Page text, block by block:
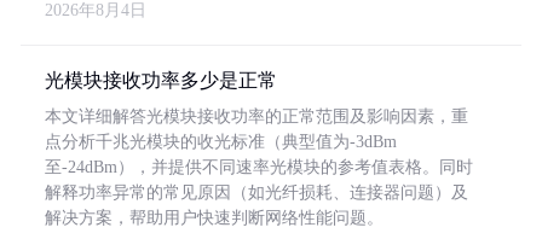
2026年8月4日
光模块接收功率多少是正常
本文详细解答光模块接收功率的正常范围及影响因素，重
点分析千兆光模块的收光标准（典型值为-3dBm
至-24dBm），并提供不同速率光模块的参考值表格。同时
解释功率异常的常见原因（如光纤损耗、连接器问题）及
解决方案，帮助用户快速判断网络性能问题。